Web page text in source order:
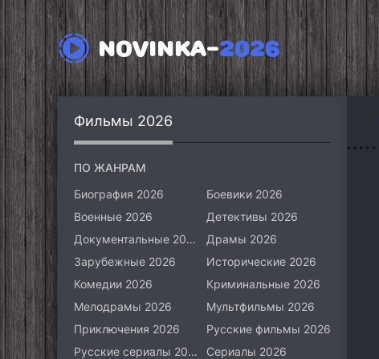
NOVINKA-2026
Фильмы 2026
ПО ЖАНРАМ
Биография 2026
Боевики 2026
Военные 2026
Детективы 2026
Документальные 2026
Драмы 2026
Зарубежные 2026
Исторические 2026
Комедии 2026
Криминальные 2026
Мелодрамы 2026
Мультфильмы 2026
Приключения 2026
Русские фильмы 2026
Русские сериалы 2026
Сериалы 2026